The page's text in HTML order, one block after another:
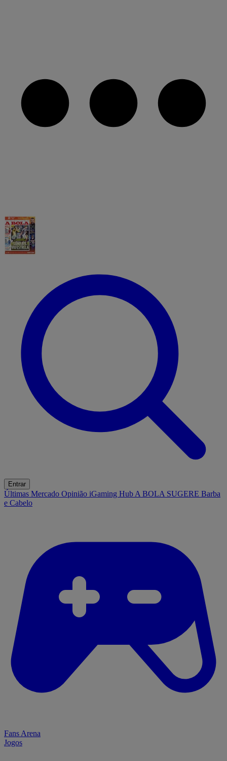
Entrar
Últimas Mercado Opinião iGaming Hub A BOLA SUGERE Barba
e Cabelo
Fans Arena
Jogos